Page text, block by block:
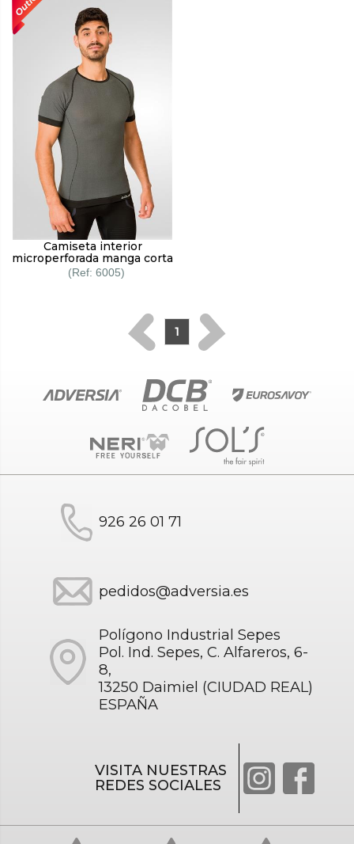
Camiseta interior
microperforada manga corta
6005
1
926 26 01 71
pedidos@adversia.es
Polígono Industrial Sepes
Pol. Ind. Sepes, C. Alfareros, 6-
8,
13250 Daimiel (CIUDAD REAL)
ESPAÑA
VISITA NUESTRAS
REDES SOCIALES